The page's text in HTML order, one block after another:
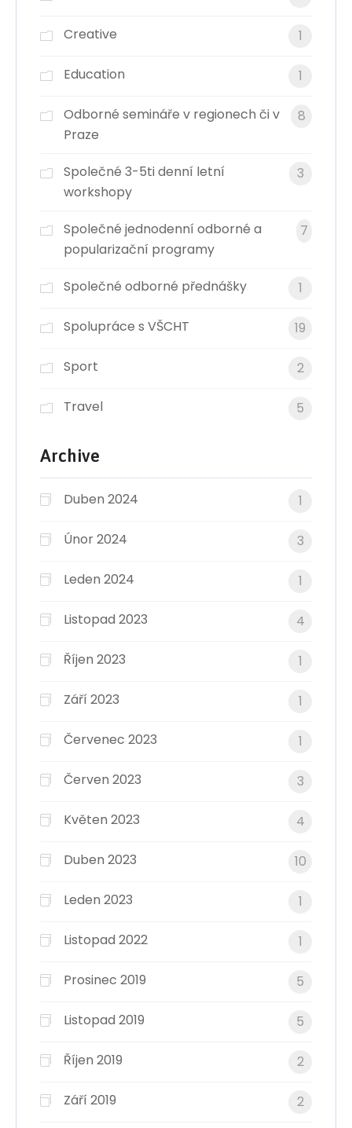
Creative 1
Education 1
Odborné semináře v regionech či v
Praze
8
Společné 3-5ti denní letní
workshopy
3
Společné jednodenní odborné a
popularizační programy
7
Společné odborné přednášky 1
Spolupráce s VŠCHT 19
Sport 2
Travel 5
Archive
Duben 2024 1
Únor 2024 3
Leden 2024 1
Listopad 2023 4
Říjen 2023 1
Září 2023 1
Červenec 2023 1
Červen 2023 3
Květen 2023 4
Duben 2023 10
Leden 2023 1
Listopad 2022 1
Prosinec 2019 5
Listopad 2019 5
Říjen 2019 2
Září 2019 2